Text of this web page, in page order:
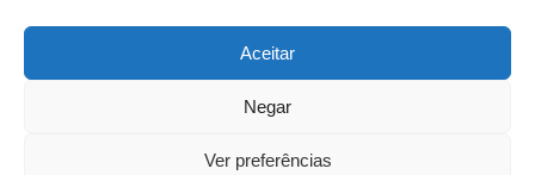
Aceitar
Negar
Ver preferências
Uncategorized(1)